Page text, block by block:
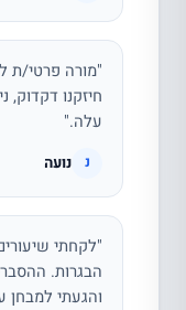
"מורה פרטי/ת
חיזקנו דקדוק,
עלה."
נ נועה
"לקחתי
הבגרות.
והגעתי למבחן